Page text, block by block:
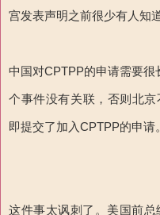
宫发表声明之前很少有人知
中国对CPTPP的申请需要
个事件没有关联，否则北
即提交了加入CPTPP的申请。
这件事太讽刺了。美国前